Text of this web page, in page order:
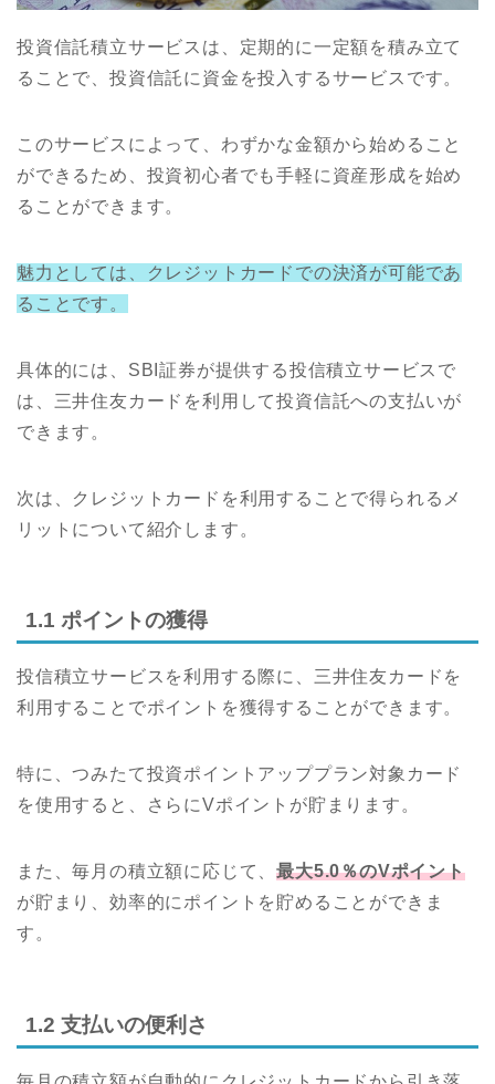
投資信託積立サービスは、定期的に一定額を積み立て
ることで、投資信託に資金を投入するサービスです。
このサービスによって、わずかな金額から始めること
ができるため、投資初心者でも手軽に資産形成を始め
ることができます。
魅力としては、クレジットカードでの決済が可能であ
ることです。
具体的には、SBI証券が提供する投信積立サービスで
は、三井住友カードを利用して投資信託への支払いが
できます。
次は、クレジットカードを利用することで得られるメ
リットについて紹介します。
1.1 ポイントの獲得
投信積立サービスを利用する際に、三井住友カードを
利用することでポイントを獲得することができます。
特に、つみたて投資ポイントアッププラン対象カード
を使用すると、さらにVポイントが貯まります。
また、毎月の積立額に応じて、最大5.0％のVポイント
が貯まり、効率的にポイントを貯めることができま
す。
1.2 支払いの便利さ